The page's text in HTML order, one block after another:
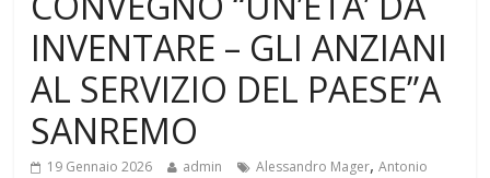
INVENTARE – GLI ANZIANI
AL SERVIZIO DEL PAESE”A
SANREMO
19 Gennaio 2026 admin Alessandro Mager,Antonio